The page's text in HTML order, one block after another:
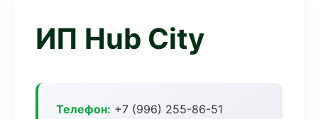
ИП Hub City
Телефон: +7 (996) 255-86-51